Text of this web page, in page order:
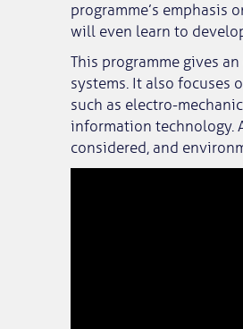
programme’s
will even learn to
This programme gives
systems. It also focuses
such as electro-
information technology.
considered, and